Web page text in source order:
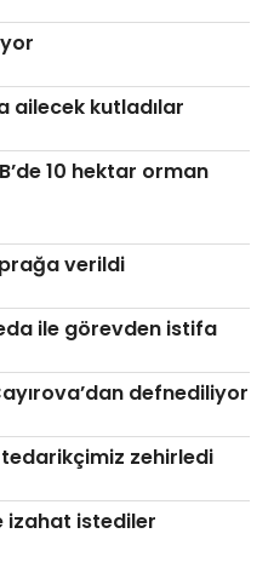
ailecek kutladılar
10 hektar orman
verildi
ile görevden istifa
defnediliyor
tedarikçimiz zehirledi
izahat istediler